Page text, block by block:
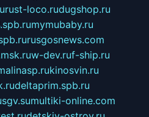
rust-loco.rudugshop.ru
mymubaby.ru
rusgosnews.com
w-dev.ruf-ship.ru
kinosvin.ru
deltaprim.spb.ru
sgv.sumultiki-online.com